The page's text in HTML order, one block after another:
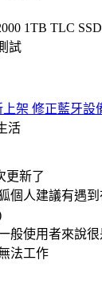
1TB TLC
試
上架 修正藍牙
活
更新了
個人建議有遇
般使用者來說
法工作